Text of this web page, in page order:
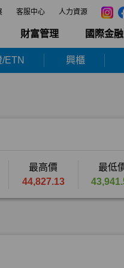
客服中心 人力資源
財富管理 國際金融
ETN 興櫃